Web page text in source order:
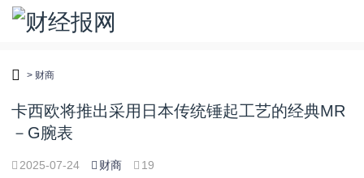
> 财商
卡西欧将推出采用日本传统锤起工艺的经典MR
－G腕表
2025-07-24 财商 19